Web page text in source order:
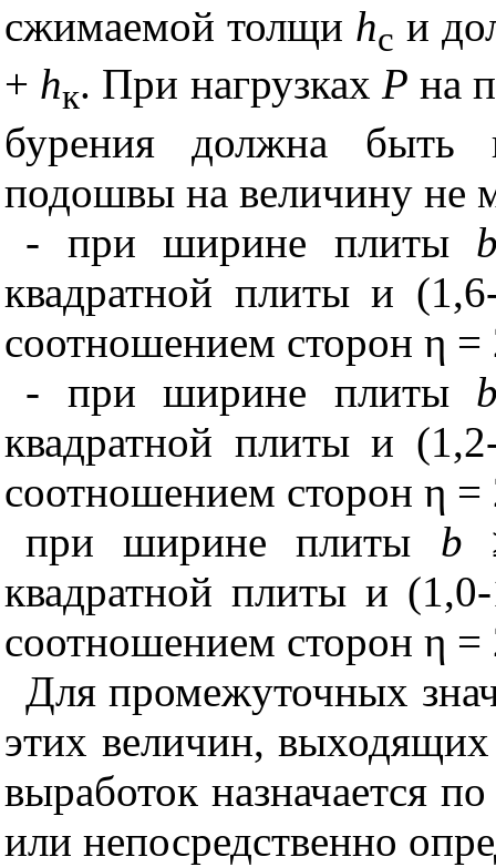
сжимаемой толщи hc и
+ hк. При нагрузках Р на
бурения должна быть
подошвы на величину не
- при ширине плиты
квадратной плиты и
соотношением сторон η =
- при ширине плиты
квадратной плиты и
соотношением сторон η =
при ширине плиты b
квадратной плиты и
соотношением сторон η =
Для промежуточных
этих величин,
выработок назначается
или непосредственно